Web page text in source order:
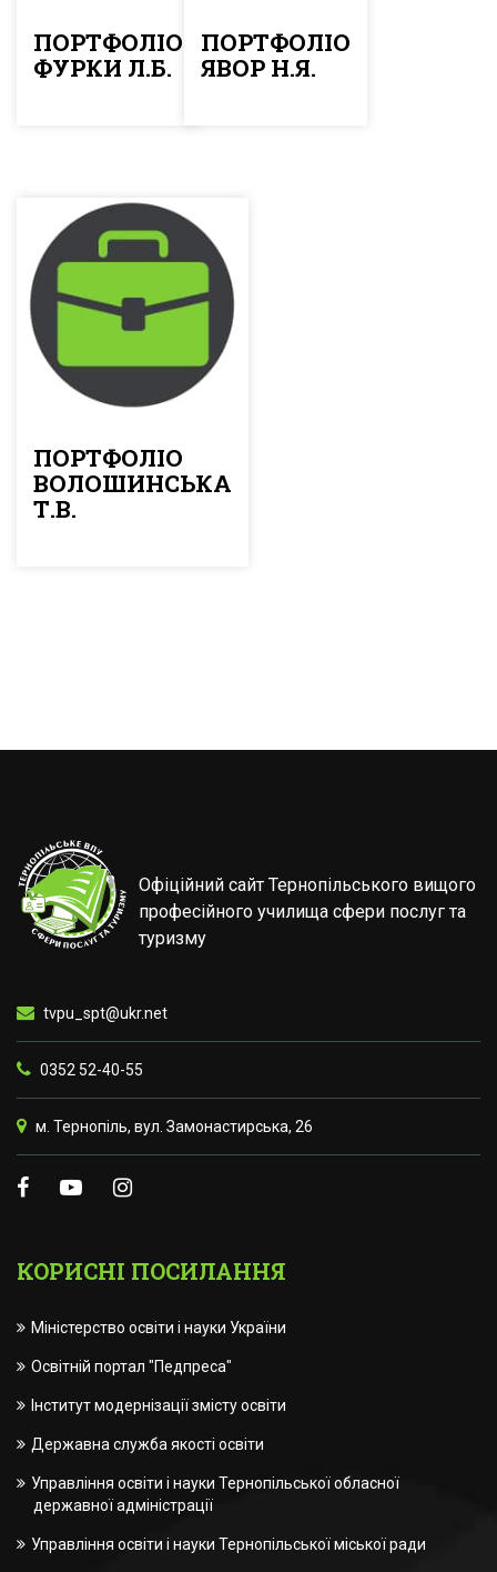
ПОРТФОЛІО
ФУРКИ Л.Б.
ПОРТФОЛІО
ЯВОР Н.Я.
ПОРТФОЛІО
ВОЛОШИНСЬКА
Т.В.
Офіційний сайт Тернопільського вищого
професійного училища сфери послуг та
туризму
tvpu_spt@ukr.net
0352 52-40-55
м. Тернопіль, вул. Замонастирська, 26
КОРИСНІ ПОСИЛАННЯ
Міністерство освіти і науки України
Освітній портал "Педпреса"
Інститут модернізації змісту освіти
Державна служба якості освіти
Управління освіти і науки Тернопільської обласної
державної адміністрації
Управління освіти і науки Тернопільської міської ради